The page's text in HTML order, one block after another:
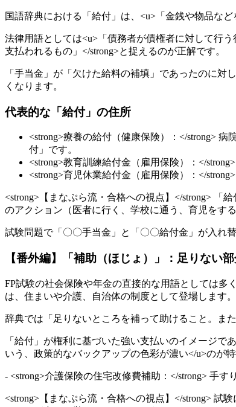
国語辞典における「給付」は、<u>「金銭や物品な
法律用語としては<u>「債務者が債権者に対して行
支払われるもの」</strong>と捉えるのが正解です。
「手当金」が「欠けた給料の補填」であったのに対
くなります。
代表的な「給付」の住所
<strong>療養の給付（健康保険）：</strong>
付」です。
<strong>教育訓練給付金（雇用保険）：</
<strong>育児休業給付金（雇用保険）：</
<strong>【まなぷら流・合格への視点】</strong> 「
のアクション（医者に行く、学校に通う、育児をす
試験問題で「〇〇手当金」と「〇〇給付金」が入れ
【番外編】「補助（ほじょ）」：足りない
FP試験の社会保険や年金の直接的な用語としては多
は、住まいや介護、自治体の制度として登場します。
辞典では「足りないところを補って助けること。ま
「給付」が権利に基づいた強い支払いのイメージで
いう、政策的なバックアップの色彩が濃い</u>のが特
- <strong>介護保険の住宅改修費補助：</strong> 手
<strong>【まなぷら流・合格への視点】</strong>